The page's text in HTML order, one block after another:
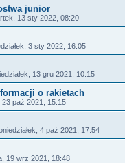
junior
13 sty 2022, 08:20
3 sty 2022, 16:05
13 gru 2021, 10:15
o rakietach
23 paź 2021, 15:15
4 paź 2021, 17:54
19 wrz 2021, 18:48